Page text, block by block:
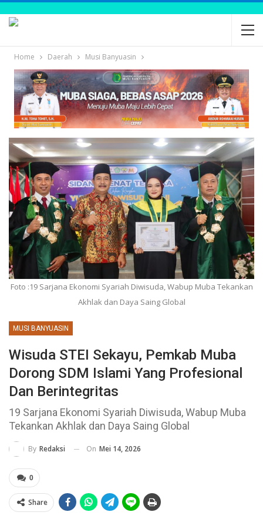
Home Daerah Musi Banyuasin
Foto :19 Sarjana Ekonomi Syariah Diwisuda, Wabup Muba Tekankan
Akhlak dan Daya Saing Global
MUSI BANYUASIN
Wisuda STEI Sekayu, Pemkab Muba
Dorong SDM Islami Yang Profesional
Dan Berintegritas
19 Sarjana Ekonomi Syariah Diwisuda, Wabup Muba
Tekankan Akhlak dan Daya Saing Global
By Redaksi On Mei 14, 2026
0
Share